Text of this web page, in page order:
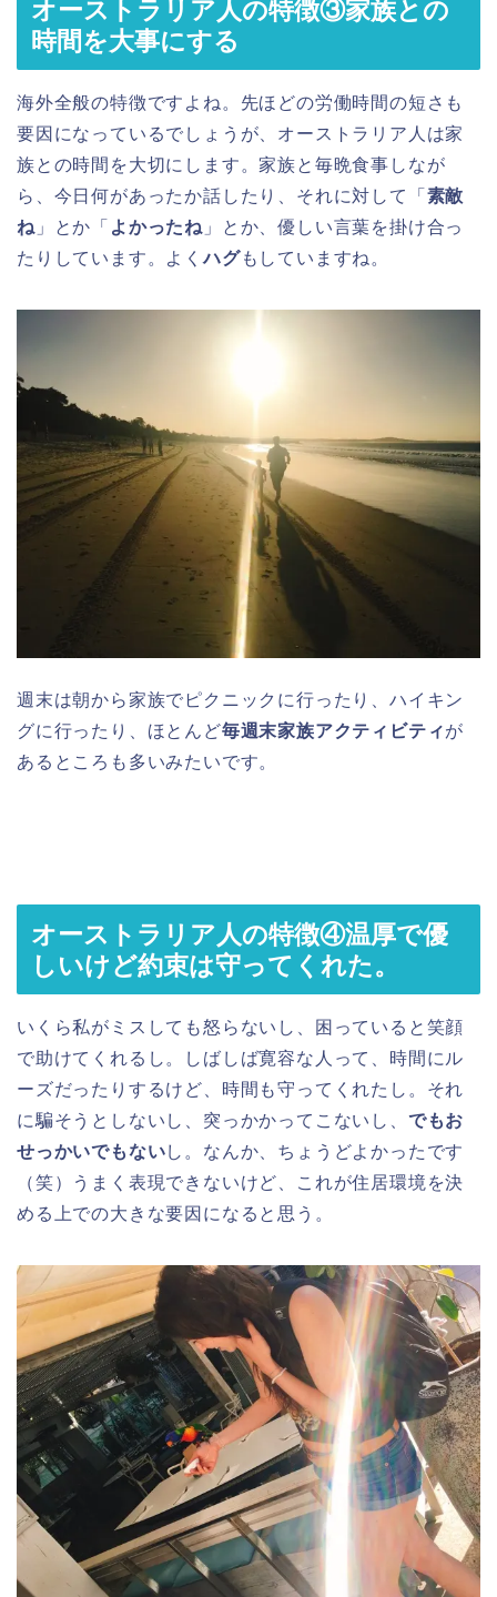
オーストラリア人の特徴③家族との
時間を大事にする
海外全般の特徴ですよね。先ほどの労働時間の短さも
要因になっているでしょうが、オーストラリア人は家
族との時間を大切にします。家族と毎晩食事しなが
ら、今日何があったか話したり、それに対して「 素敵
ね 」とか「 よかったね 」とか、優しい言葉を掛け合っ
たりしています。よくハグもしていますね。
週末は朝から家族でピクニックに行ったり、ハイキン
グに行ったり、ほとんど毎週末家族アクティビティが
あるところも多いみたいです。
オーストラリア人の特徴④温厚で優
しいけど約束は守ってくれた。
いくら私がミスしても怒らないし、困っていると笑顔
で助けてくれるし。しばしば寛容な人って、時間にル
ーズだったりするけど、時間も守ってくれたし。それ
に騙そうとしないし、突っかかってこないし、 でもお
せっかいでもないし。なんか、ちょうどよかったです
（笑）うまく表現できないけど、これが住居環境を決
める上での大きな要因になると思う。